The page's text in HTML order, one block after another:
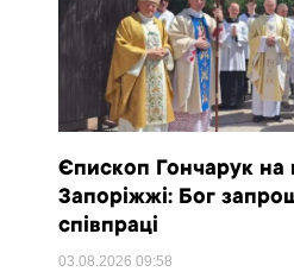
Єпископ Гончарук на
Запоріжжі: Бог
співпраці
03.08.202609:58